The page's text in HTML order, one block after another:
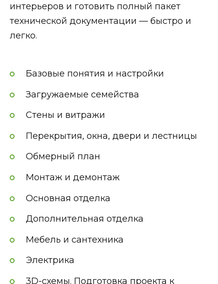
интерьеров и готовить полный пакет
технической документации — быстро и
легко.
Базовые понятия и настройки
Загружаемые семейства
Стены и витражи
Перекрытия, окна, двери и лестницы
Обмерный план
Монтаж и демонтаж
Основная отделка
Дополнительная отделка
Мебель и сантехника
Электрика
3D-схемы. Подготовка проекта к